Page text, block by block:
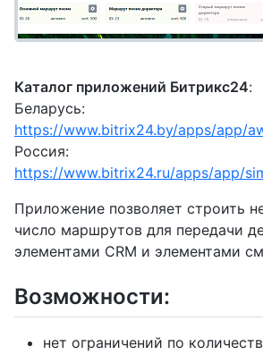
Каталог приложений Битрикс24:
Беларусь:
https://www.bitrix24.by/apps/app/
Россия:
https://www.bitrix24.ru/apps/app/
Приложение позволяет строить
число маршрутов для передачи
элементами CRM и элементами
Возможности:
нет ограничений по